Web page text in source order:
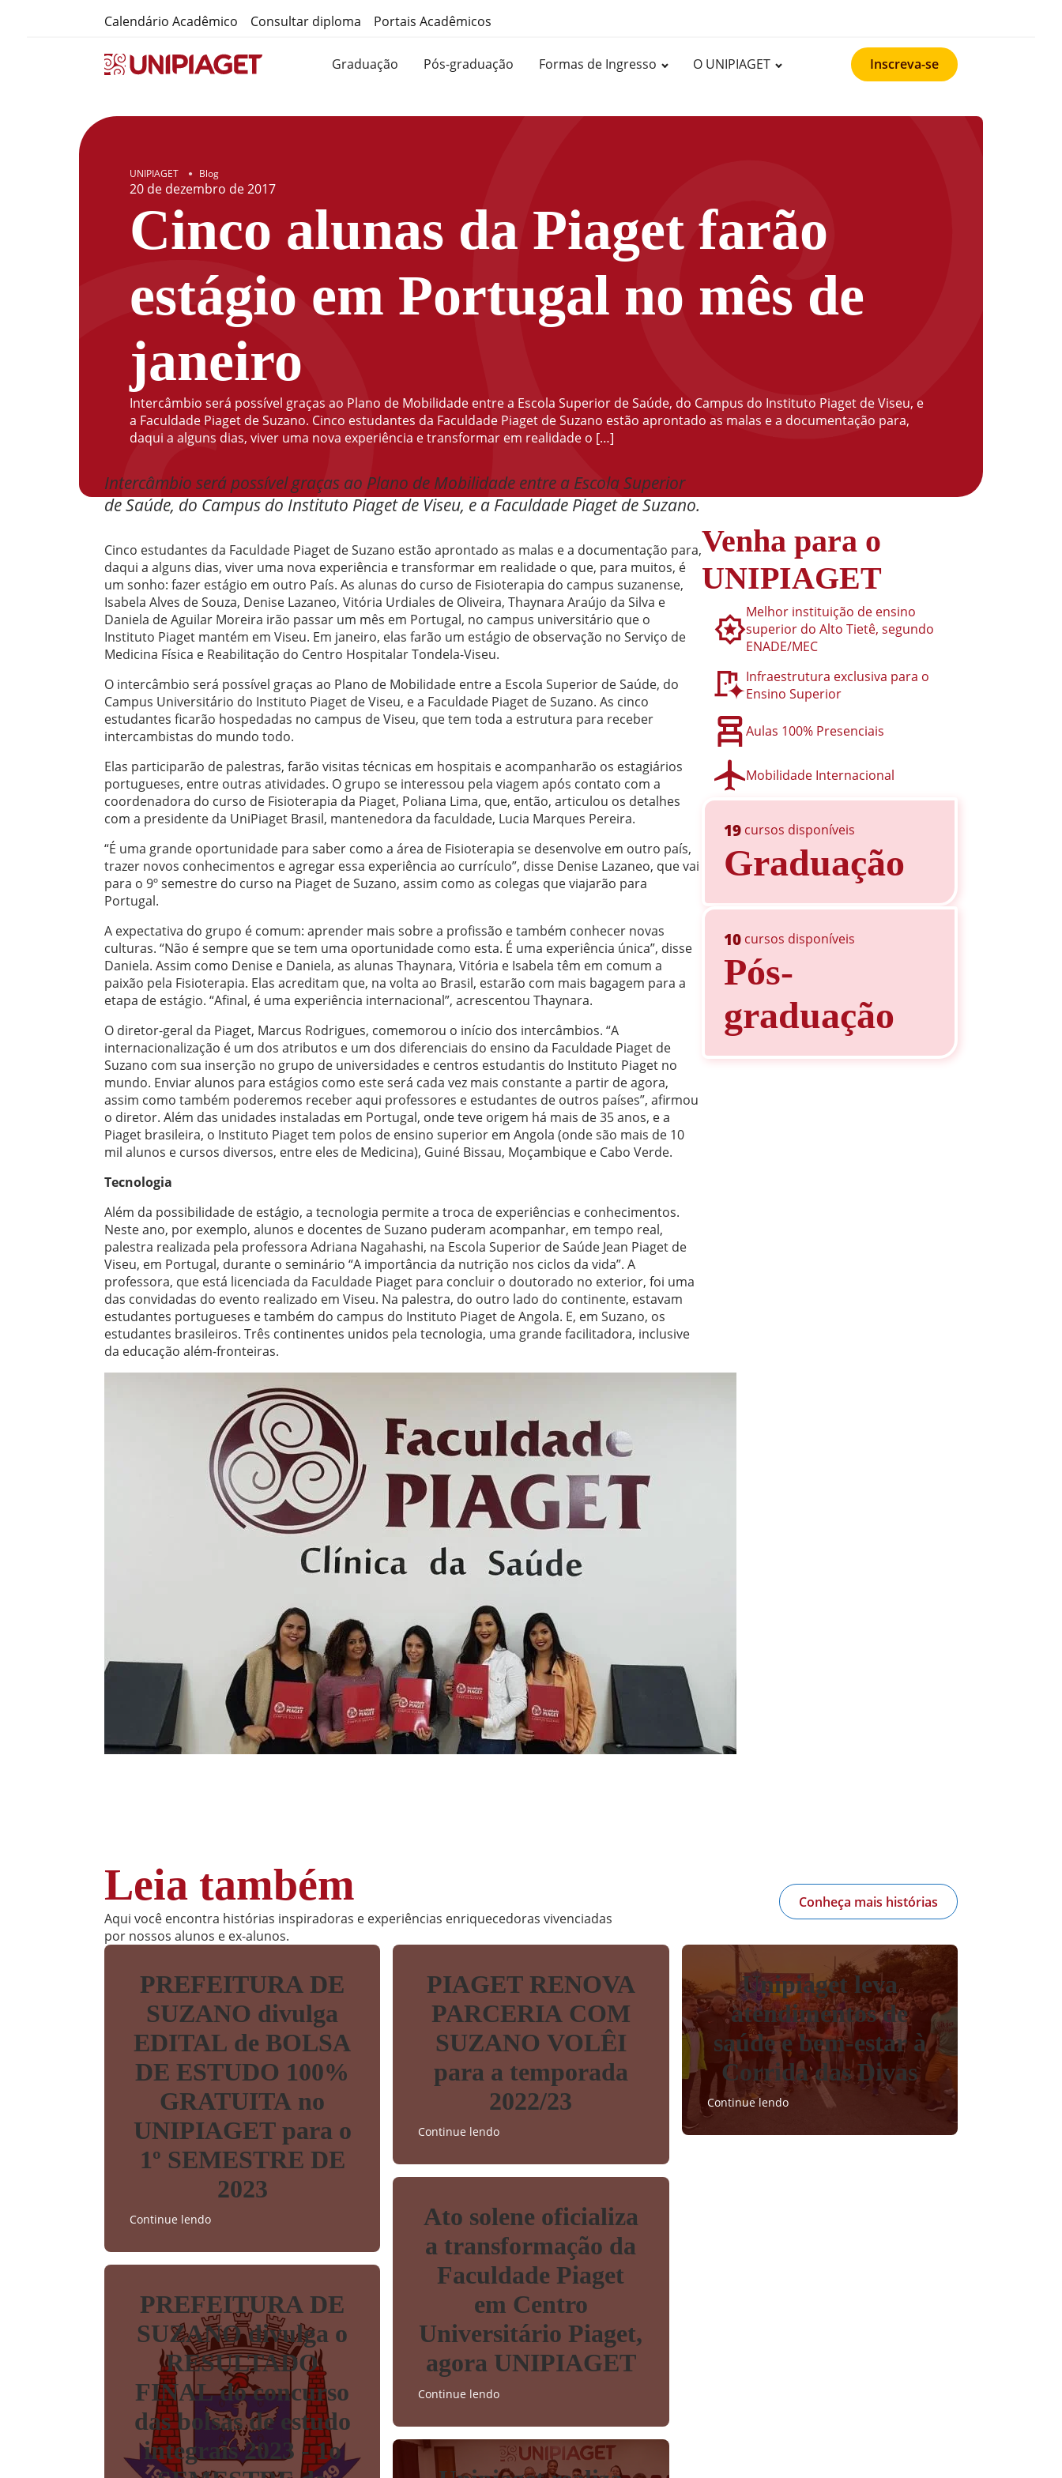
Calendário Acadêmico Consultar diploma Portais Acadêmicos
Graduação Pós-graduação Formas de Ingresso O UNIPIAGET Inscreva-se
UNIPIAGET ● Blog
20 de dezembro de2017
Cinco alunas da Piaget farão
estágio em Portugal no mês de
janeiro
Intercâmbio será possível graças ao Plano de Mobilidade entre a Escola Superior de Saúde, do Campus do Instituto Piaget de Viseu, e
a Faculdade Piaget de Suzano. Cinco estudantes da Faculdade Piaget de Suzano estão aprontado as malas e a documentação para,
daqui a alguns dias, viver uma nova experiência e transformar em realidade o […]
Intercâmbio será possível graças ao Plano de Mobilidade entre a Escola Superior
de Saúde, do Campus do Instituto Piaget de Viseu, e a Faculdade Piaget de Suzano.
Cinco estudantes da Faculdade Piaget de Suzano estão aprontado as malas e a documentação para,
daqui a alguns dias, viver uma nova experiência e transformar em realidade o que, para muitos, é
um sonho: fazer estágio em outro País. As alunas do curso de Fisioterapia do campus suzanense,
Isabela Alves de Souza, Denise Lazaneo, Vitória Urdiales de Oliveira, Thaynara Araújo da Silva e
Daniela de Aguilar Moreira irão passar um mês em Portugal, no campus universitário que o
Instituto Piaget mantém em Viseu. Em janeiro, elas farão um estágio de observação no Serviço de
Medicina Física e Reabilitação do Centro Hospitalar Tondela-Viseu.
O intercâmbio será possível graças ao Plano de Mobilidade entre a Escola Superior de Saúde, do
Campus Universitário do Instituto Piaget de Viseu, e a Faculdade Piaget de Suzano. As cinco
estudantes ficarão hospedadas no campus de Viseu, que tem toda a estrutura para receber
intercambistas do mundo todo.
Elas participarão de palestras, farão visitas técnicas em hospitais e acompanharão os estagiários
portugueses, entre outras atividades. O grupo se interessou pela viagem após contato com a
coordenadora do curso de Fisioterapia da Piaget, Poliana Lima, que, então, articulou os detalhes
com a presidente da UniPiaget Brasil, mantenedora da faculdade, Lucia Marques Pereira.
“É uma grande oportunidade para saber como a área de Fisioterapia se desenvolve em outro país,
trazer novos conhecimentos e agregar essa experiência ao currículo”, disse Denise Lazaneo, que vai
para o 9º semestre do curso na Piaget de Suzano, assim como as colegas que viajarão para
Portugal.
A expectativa do grupo é comum: aprender mais sobre a profissão e também conhecer novas
culturas. “Não é sempre que se tem uma oportunidade como esta. É uma experiência única”, disse
Daniela. Assim como Denise e Daniela, as alunas Thaynara, Vitória e Isabela têm em comum a
paixão pela Fisioterapia. Elas acreditam que, na volta ao Brasil, estarão com mais bagagem para a
etapa de estágio. “Afinal, é uma experiência internacional”, acrescentou Thaynara.
O diretor-geral da Piaget, Marcus Rodrigues, comemorou o início dos intercâmbios. “A
internacionalização é um dos atributos e um dos diferenciais do ensino da Faculdade Piaget de
Suzano com sua inserção no grupo de universidades e centros estudantis do Instituto Piaget no
mundo. Enviar alunos para estágios como este será cada vez mais constante a partir de agora,
assim como também poderemos receber aqui professores e estudantes de outros países”, afirmou
o diretor. Além das unidades instaladas em Portugal, onde teve origem há mais de 35 anos, e a
Piaget brasileira, o Instituto Piaget tem polos de ensino superior em Angola (onde são mais de 10
mil alunos e cursos diversos, entre eles de Medicina), Guiné Bissau, Moçambique e Cabo Verde.
Tecnologia
Além da possibilidade de estágio, a tecnologia permite a troca de experiências e conhecimentos.
Neste ano, por exemplo, alunos e docentes de Suzano puderam acompanhar, em tempo real,
palestra realizada pela professora Adriana Nagahashi, na Escola Superior de Saúde Jean Piaget de
Viseu, em Portugal, durante o seminário “A importância da nutrição nos ciclos da vida”. A
professora, que está licenciada da Faculdade Piaget para concluir o doutorado no exterior, foi uma
das convidadas do evento realizado em Viseu. Na palestra, do outro lado do continente, estavam
estudantes portugueses e também do campus do Instituto Piaget de Angola. E, em Suzano, os
estudantes brasileiros. Três continentes unidos pela tecnologia, uma grande facilitadora, inclusive
da educação além-fronteiras.
Venha para o
UNIPIAGET
Melhor instituição de ensino
superior do Alto Tietê, segundo
ENADE/MEC
Infraestrutura exclusiva para o
Ensino Superior
Aulas 100% Presenciais
Mobilidade Internacional
19 cursos disponíveis
Graduação
10 cursos disponíveis
Pós-
graduação
Leia também
Aqui você encontra histórias inspiradoras e experiências enriquecedoras vivenciadas
por nossos alunos e ex-alunos.
Conheça mais histórias
PREFEITURA DE
SUZANO divulga
EDITAL de BOLSA
DE ESTUDO 100%
GRATUITA no
UNIPIAGET para o
1º SEMESTRE DE
2023
Continue lendo
PREFEITURA DE
SUZANO divulga o
RESULTADO
FINAL do concurso
das bolsas de estudo
integrais 2023 - 1o
PIAGET RENOVA
PARCERIA COM
SUZANO VOLÊI
para a temporada
2022/23
Continue lendo
Ato solene oficializa
a transformação da
Faculdade Piaget
em Centro
Universitário Piaget,
agora UNIPIAGET
Continue lendo
Unipiaget leva
atendimentos de
saúde e bem-estar à
Corrida das Divas
Continue lendo